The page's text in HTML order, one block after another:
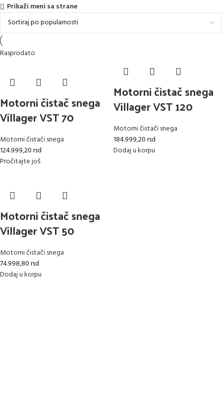
Prikaži meni sa strane
Rasprodato
Motorni čistač snega
Villager VST 70
Motorni čistači snega
124.999,20rsd
Pročitajte još
Motorni čistač snega
Villager VST 120
Motorni čistači snega
184.999,20rsd
Dodaj u korpu
Motorni čistač snega
Villager VST 50
Motorni čistači snega
74.998,80rsd
Dodaj u korpu